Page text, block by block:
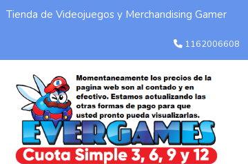
Tienda de Videojuegos y Merchandising Gamer
1162006608